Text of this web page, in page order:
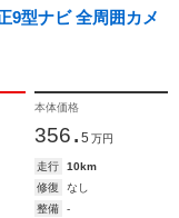
9型ナビ 全周囲カメ
本体価格
356. 5 万円
走行
10km
修復
なし
整備
-